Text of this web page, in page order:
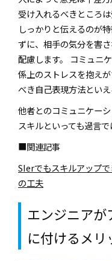
受け入れるべきところ
しっかりと伝えるのが
ずに、相手の気分を害
配慮します。 コミュニ
係上のストレスを抱え
べき自己表現方法といえ
他者とのコミュニケー
スキルといっても過言で
■関連記事
SIerでもスキルアップ
の工夫
エンジニアが
に付けるメリ